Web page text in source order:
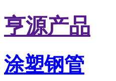
亨源产品
涂塑钢管